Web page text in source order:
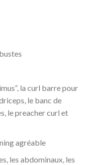
la curl barre pour
le banc de
le preacher curl et
agréable
les abdominaux, les